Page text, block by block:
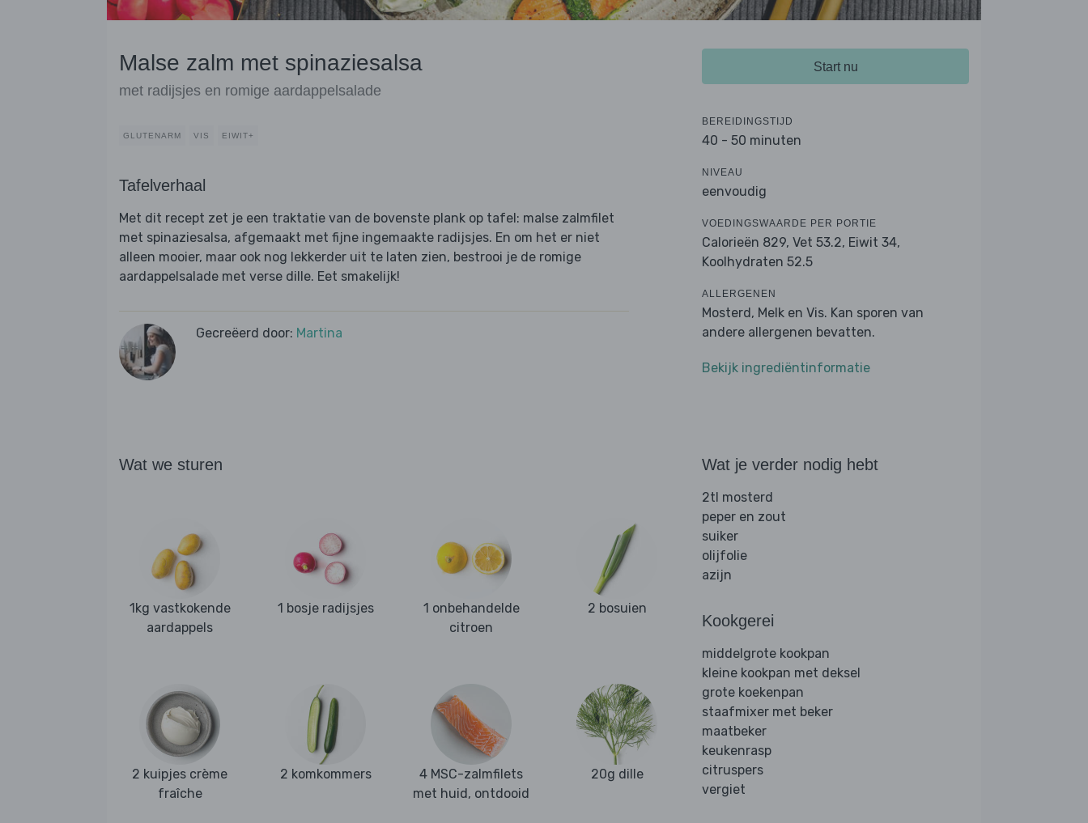
Malse zalm met spinaziesalsa
met radijsjes en romige aardappelsalade
GLUTENARM VIS EIWIT+
Tafelverhaal
Met dit recept zet je een traktatie van de bovenste plank op tafel: malse zalmfilet
met spinaziesalsa, afgemaakt met fijne ingemaakte radijsjes. En om het er niet
alleen mooier, maar ook nog lekkerder uit te laten zien, bestrooi je de romige
aardappelsalade met verse dille. Eet smakelijk!
Gecreëerd door: Martina
Start nu
BEREIDINGSTIJD
40 - 50 minuten
NIVEAU
eenvoudig
VOEDINGSWAARDE PER PORTIE
Calorieën 829, Vet 53.2, Eiwit 34,
Koolhydraten 52.5
ALLERGENEN
Mosterd, Melk en Vis. Kan sporen van
andere allergenen bevatten.
Bekijk ingrediëntinformatie
Wat we sturen
1kg vastkokende
aardappels
1 bosje radijsjes
1 onbehandelde
citroen
2 bosuien
2 kuipjes crème
fraîche
2 komkommers
4 MSC-zalmfilets
met huid, ontdooid
20g dille
Wat je verder nodig hebt
2tl mosterd
peper en zout
suiker
olijfolie
azijn
Kookgerei
middelgrote kookpan
kleine kookpan met deksel
grote koekenpan
staafmixer met beker
maatbeker
keukenrasp
citruspers
vergiet